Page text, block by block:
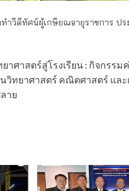
ำวีดีทัศน์ผู้เกษียณอายุราชการ ปร
ศาสตร์สู่โรงเรียน : กิจกรรม
วิทยาศาสตร์ คณิตศาสตร์ และ
าย